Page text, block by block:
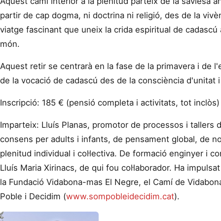
partir de cap dogma, ni doctrina ni religió, des de la
viatge fascinant que uneix la crida espiritual de
món.
Aquest retir se centrarà en la fase de la primavera i de
de la vocació de cadascú des de la consciència d'unitat
Inscripció: 185 € (pensió completa i activitats, tot inclòs)
Imparteix: Lluís Planas, promotor de processos i tallers
consens per adults i infants, de pensament global, de
plenitud individual i col·lectiva. De formació enginyer i
Lluís Maria Xirinacs, de qui fou col·laborador. Ha
la Fundació Vidabona-mas El Negre, el Camí de
Poble i Decidim (www.sompobleidecidim.cat).